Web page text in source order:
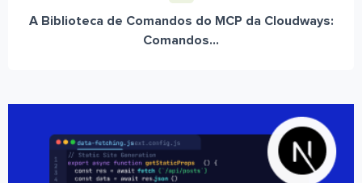
A Biblioteca de Comandos do MCP da Cloudways:
Comandos...